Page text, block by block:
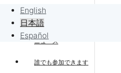
English
日本語
Español
リクエスト
リクエストに販売
プロジェクト
About us
ニュース
誰でも参加できます